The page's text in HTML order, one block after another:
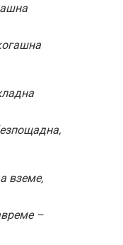
вземе,
–